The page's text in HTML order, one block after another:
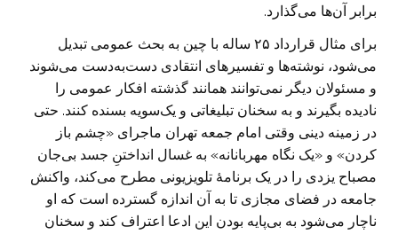
برابر آن‌ها می‌گذارد.
برای مثال قرارداد ۲۵ ساله با چین به بحث عمومی تبدیل
می‌شود، نوشته‌ها و تفسیرهای انتقادی دست‌به‌دست می‌شوند
و مسئولان دیگر نمی‌توانند همانند گذشته افکار عمومی را
نادیده بگیرند و به سخنان تبلیغاتی و یک‌‌سویه بسنده کنند. حتی
در زمینه دینی وقتی امام جمعه تهران ماجرای «چشم باز
کردن» و «یک نگاه مهربانانه» به غسال انداختنِ جسد بی‌جان
مصباح یزدی را در یک برنامهٔ تلویزیونی مطرح می‌کند، واکنش
جامعه در فضای مجازی تا به آن اندازه گسترده است که او
ناچار می‌شود به بی‌پایه بودن این ادعا اعتراف کند و سخنان